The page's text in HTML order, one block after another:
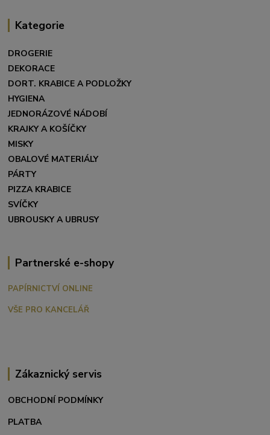
Kategorie
DROGERIE
DEKORACE
DORT. KRABICE A PODLOŽKY
HYGIENA
JEDNORÁZOVÉ NÁDOBÍ
KRAJKY A KOŠÍČKY
MISKY
OBALOVÉ MATERIÁLY
PÁRTY
PIZZA KRABICE
SVÍČKY
UBROUSKY A UBRUSY
Partnerské e-shopy
PAPÍRNICTVÍ ONLINE
VŠE PRO KANCELÁŘ
Zákaznický servis
OBCHODNÍ PODMÍNKY
PLATBA